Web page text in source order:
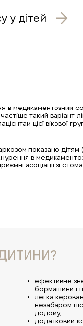
у дітей
в медикаментозний
такий варіант
цієї вікової
показано
в
асоціації зі
ефективне
бормашини і
легка
незабаром
додому;
додатковий